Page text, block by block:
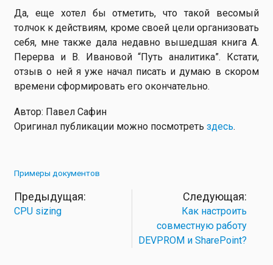
Да, еще хотел бы отметить, что такой весомый
толчок к действиям, кроме своей цели организовать
себя, мне также дала недавно вышедшая книга А.
Перерва и В. Ивановой “Путь аналитика”. Кстати,
отзыв о ней я уже начал писать и думаю в скором
времени сформировать его окончательно.
Автор: Павел Сафин
Оригинал публикации можно посмотретьздесь.
Примеры документов
CPU sizing
Как настроить
совместную работу
DEVPROM и SharePoint?